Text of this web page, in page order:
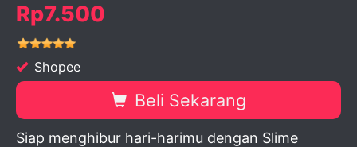
Rp7.500
Shopee
Beli Sekarang
Siap menghibur hari-harimu dengan Slime